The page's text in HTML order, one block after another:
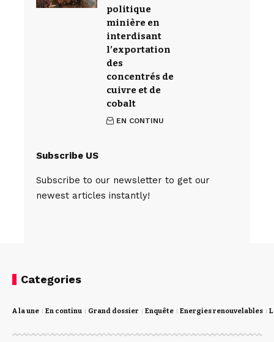
politique
minière en
interdisant
l’exportation
des
concentrés de
cuivre et de
cobalt
EN CONTINU
Subscribe US
Subscribe to our newsletter to get our
newest articles instantly!
Categories
A la une En continu Grand dossier Enquête Energies renouvelables